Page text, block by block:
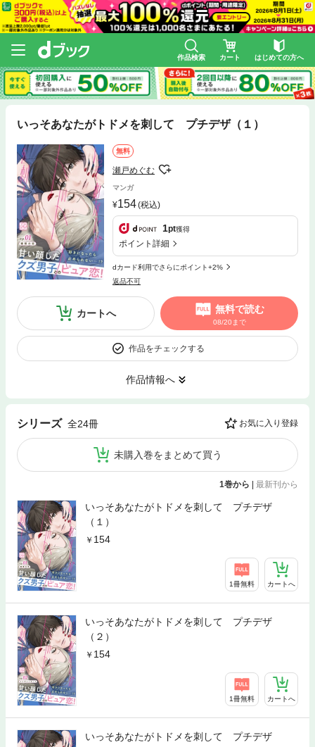
作品検索 カート はじめての方へ
いっそあなたがトドメを刺して プチデザ（１）
無料
瀬戸めぐむ
マンガ
154(税込)
1pt獲得
ポイント詳細
dカード利用でさらにポイント+2%
返品不可
カートへ 無料で読む
08/20まで
作品をチェックする
作品情報へ
シリーズ 全24冊 お気に入り登録
未購入巻をまとめて買う
1巻から 最新刊から
いっそあなたがトドメを刺して プチデザ
（１）
154
1冊無料 カートへ
いっそあなたがトドメを刺して プチデザ
（２）
154
1冊無料 カートへ
いっそあなたがトドメを刺して プチデザ